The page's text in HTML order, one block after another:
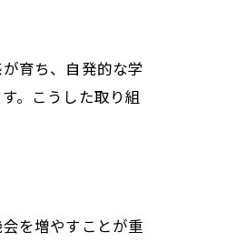
育ち、自発的な学
。こうした取り組
を増やすことが重